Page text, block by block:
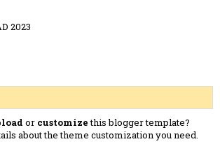
2023
or customizethis blogger template?
about the theme customization you need.